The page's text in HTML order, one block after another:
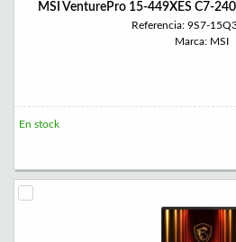
MSI VenturePro 15-449XES C7-
Referencia: 9S7-
Marca: MSI
En stock